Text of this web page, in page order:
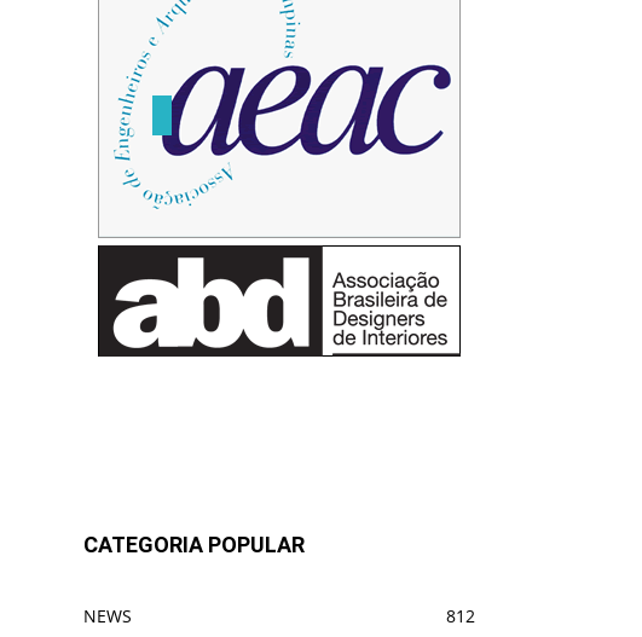
CATEGORIA POPULAR
NEWS 812